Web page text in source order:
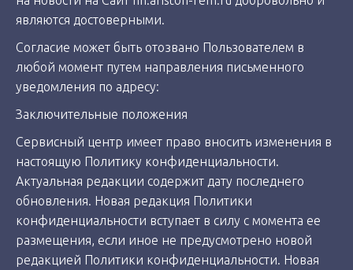
являются достоверными.
Согласие может быть отозвано Пользователем в
любой момент путем направления письменного
уведомления по адресу:
Заключительные положения
Сервисный центр имеет право вносить изменения в
настоящую Политику конфиденциальности.
Актуальная редакции содержит дату последнего
обновления. Новая редакция Политики
конфиденциальности вступает в силу с момента ее
размещения, если иное не предусмотрено новой
редакцией Политики конфиденциальности. Новая